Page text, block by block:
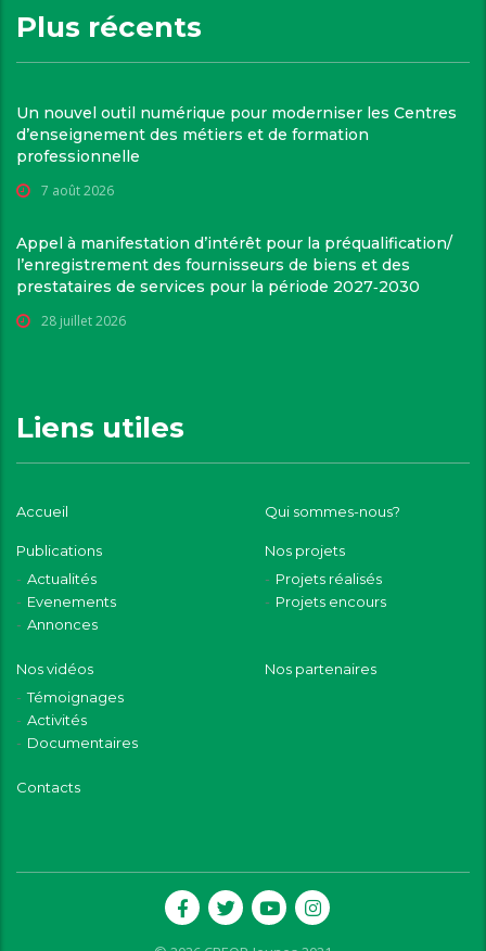
Plus récents
Un nouvel outil numérique pour moderniser les Centres
d’enseignement des métiers et de formation
professionnelle
7 août 2026
Appel à manifestation d’intérêt pour la préqualification/
l’enregistrement des fournisseurs de biens et des
prestataires de services pour la période 2027‑2030
28 juillet 2026
Liens utiles
Accueil Qui sommes-nous?
Publications
Actualités
Evenements
Annonces
Nos projets
Projets réalisés
Projets encours
Nos vidéos
Témoignages
Activités
Documentaires
Nos partenaires
Contacts